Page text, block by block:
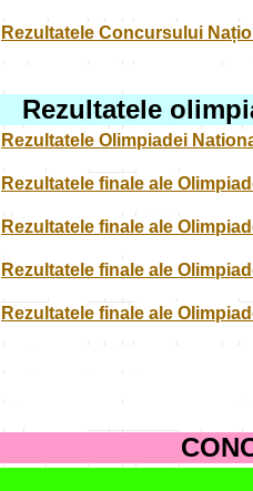
Rezultatele Concursului
Rezultatele
Rezultatele Olimpiadei
Rezultatele finale ale
Rezultatele finale ale
Rezultatele finale ale
Rezultatele finale ale